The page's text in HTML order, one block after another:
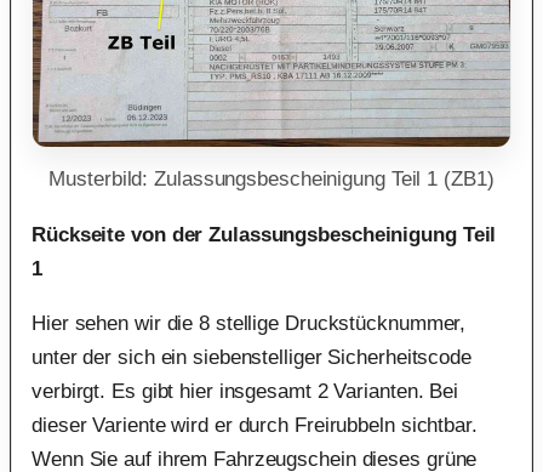
Musterbild: Zulassungsbescheinigung Teil 1 (ZB1)
Rückseite von der Zulassungsbescheinigung Teil
1
Hier sehen wir die 8 stellige Druckstücknummer,
unter der sich ein siebenstelliger Sicherheitscode
verbirgt. Es gibt hier insgesamt 2 Varianten. Bei
dieser Variente wird er durch Freirubbeln sichtbar.
Wenn Sie auf ihrem Fahrzeugschein dieses grüne